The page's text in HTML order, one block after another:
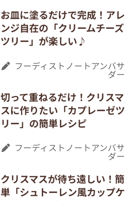
お皿に塗るだけで完成！アレ
ンジ自在の「クリームチーズ
ツリー」が楽しい♪
フーディストノートアンバサ
ダー
切って重ねるだけ！クリスマ
スに作りたい「カプレーゼツ
リー」の簡単レシピ
フーディストノートアンバサ
ダー
クリスマスが待ち遠しい！簡
単「シュトーレン風カップケ